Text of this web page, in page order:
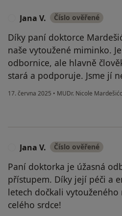
Jana V. Číslo ověřené
Díky paní doktorce
naše vytoužené miminko.
odbornice, ale hlavně
stará a podporuje. Jsme jí
17. června 2025 • MUDr. Nicole
Jana V. Číslo ověřené
Paní doktorka je úžasná
přístupem. Díky její péči a
letech dočkali
celého srdce!